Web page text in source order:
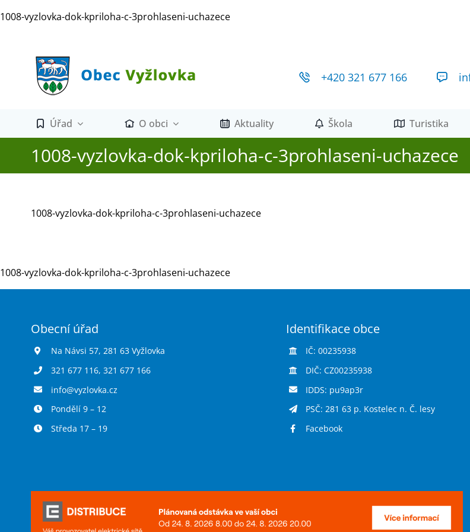
na
1008-vyzlovka-dok-kpriloha-c-3prohlaseni-uchazece
+420 321 677 166
Úřad O obci Aktuality Škola Turistika
1008-vyzlovka-dok-kpriloha-c-3prohlaseni-uchazece
1008-vyzlovka-dok-kpriloha-c-3prohlaseni-uchazece
1008-vyzlovka-dok-kpriloha-c-3prohlaseni-uchazece
Obecní úřad
Na Návsi 57, 281 63 Vyžlovka
321 677 116, 321 677 166
info@vyzlovka.cz
Pondělí 9 – 12
Středa 17 – 19
Identifikace obce
IČ: 00235938
DIČ: CZ00235938
IDDS: pu9ap3r
PSČ: 281 63 p. Kostelec n. Č. lesy
Facebook